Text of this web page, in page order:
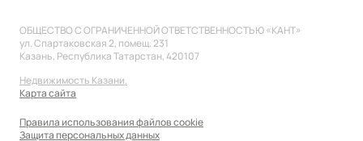
ОБЩЕСТВО С ОГРАНИЧЕННОЙ ОТВЕТСТВЕННОСТЬЮ «КАНТ»
ул. Спартаковская 2, помещ. 231
Казань, Республика Татарстан, 420107
Недвижимость Казани.
Карта сайта
Правила использования файлов cookie
Защита персональных данных